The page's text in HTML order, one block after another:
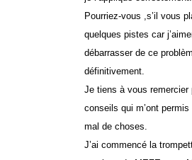
Pourriez-vous ,s’il vous
quelques pistes car
débarrasser de ce
définitivement.
Je tiens à vous remercier
conseils qui m’ont
mal de choses.
J’ai commencé la